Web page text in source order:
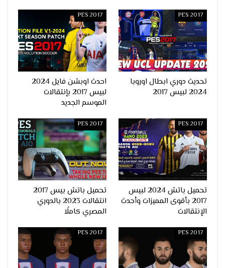
PES 2017
تحديث دوري ابطال اوروبا
2024 لبيس 2017
PES 2017
احدث اوبشن فايل 2024
لبيس 2017 بإنتقالات
الموسم الجديد
PES 2017
تحميل باتش 2024 لبيس
2017 بأقوى المميزات وأحدث
الإنتقالات
PES 2017
تحميل باتش بيس 2017
انتقالات 2023 بالدوري
المصري كاملًا
PES 2017
PES 2017